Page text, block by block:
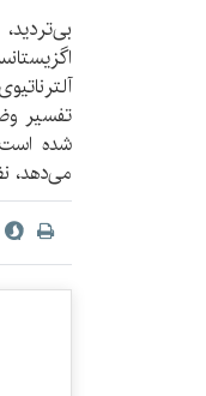
تفسیر
شده است
می‌دهد،